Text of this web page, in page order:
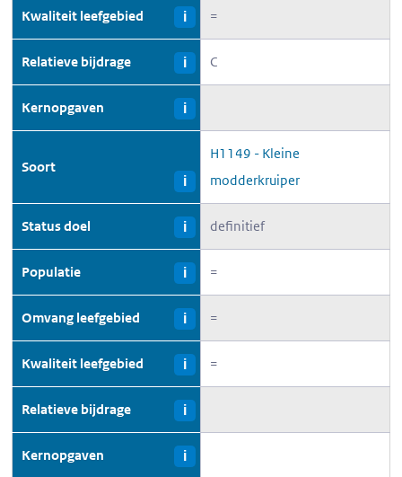
Kwaliteit leefgebied i =
Relatieve bijdrage i C
Kernopgaven i
Soort
i
H1149 - Kleine
modderkruiper
Status doel i definitief
Populatie i =
Omvang leefgebied i =
Kwaliteit leefgebied i =
Relatieve bijdrage i
Kernopgaven i